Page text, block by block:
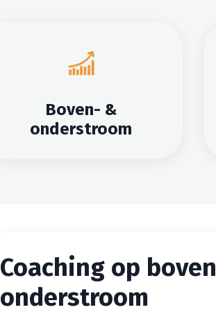
Boven- &
onderstroom
Coaching op boven
onderstroom